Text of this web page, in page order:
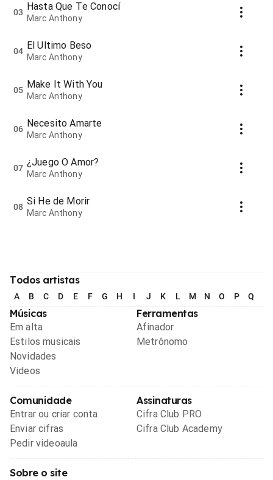
03 Hasta Que Te Conocí
Marc Anthony
04 El Ultimo Beso
Marc Anthony
05 Make It With You
Marc Anthony
06 Necesito Amarte
Marc Anthony
07 ¿Juego O Amor?
Marc Anthony
08 Si He de Morir
Marc Anthony
Todos artistas
A B C D E F G H I J K L M N O P Q
Músicas
Em alta
Estilos musicais
Novidades
Videos
Ferramentas
Afinador
Metrônomo
Comunidade
Entrar ou criar conta
Enviar cifras
Pedir videoaula
Assinaturas
Cifra Club PRO
Cifra Club Academy
Sobre o site